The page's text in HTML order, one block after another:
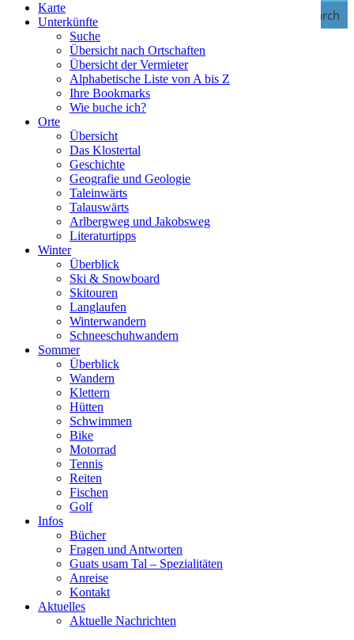
Search
Karte
Unterkünfte
Suche
Übersicht nach Ortschaften
Übersicht der Vermieter
Alphabetische Liste von A bis Z
Ihre Bookmarks
Wie buche ich?
Orte
Übersicht
Das Klostertal
Geschichte
Geografie und Geologie
Taleinwärts
Talauswärts
Arlbergweg und Jakobsweg
Literaturtipps
Winter
Überblick
Ski & Snowboard
Skitouren
Langlaufen
Winterwandern
Schneeschuhwandern
Sommer
Überblick
Wandern
Klettern
Hütten
Schwimmen
Bike
Motorrad
Tennis
Reiten
Fischen
Golf
Infos
Bücher
Fragen und Antworten
Guats usam Tal – Spezialitäten
Anreise
Kontakt
Aktuelles
Aktuelle Nachrichten